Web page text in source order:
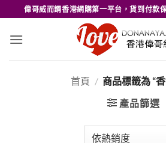
to
content
偉哥威而鋼香港網購第一平台，貨到付款
首頁 / 商品標籤為 “
產品篩選